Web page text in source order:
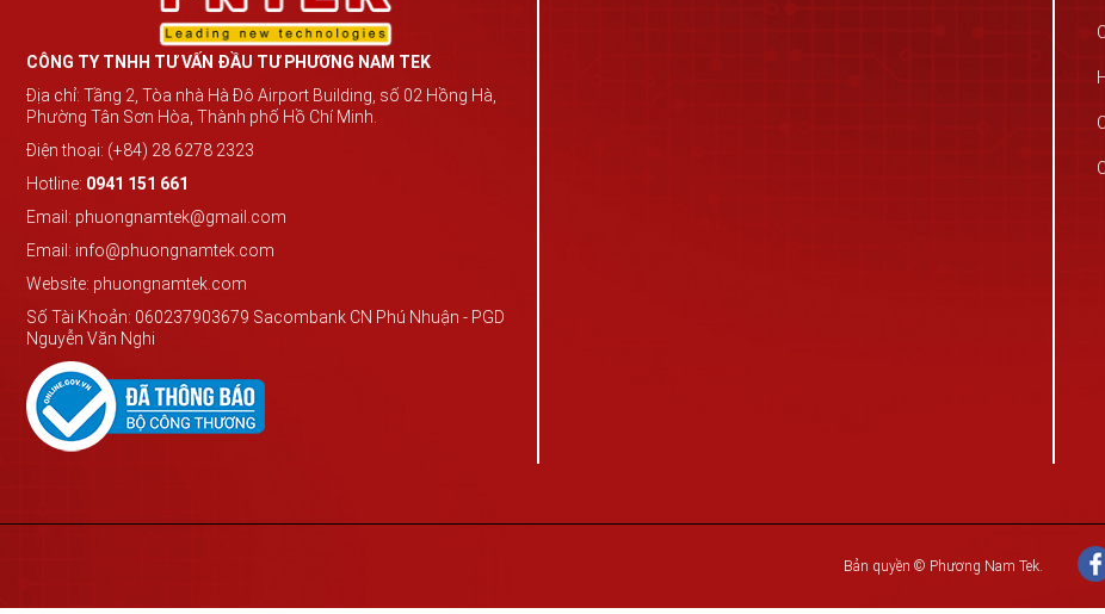
CÔNG TY TNHH TƯ VẤN ĐẦU TƯ PHƯƠNG NAM TEK
Địa chỉ: Tầng 2, Tòa nhà Hà Đô Airport Building, số 02 Hồng Hà,
Phường Tân Sơn Hòa, Thành phố Hồ Chí Minh.
Điện thoại: (+84) 28 6278 2323
Hotline: 0941 151 661
Email: phuongnamtek@gmail.com
Email: info@phuongnamtek.com
Website: phuongnamtek.com
Số Tài Khoản: 060237903679 Sacombank CN Phú Nhuận - PGD
Nguyễn Văn Nghi
Bản quyền © Phương Nam Tek.